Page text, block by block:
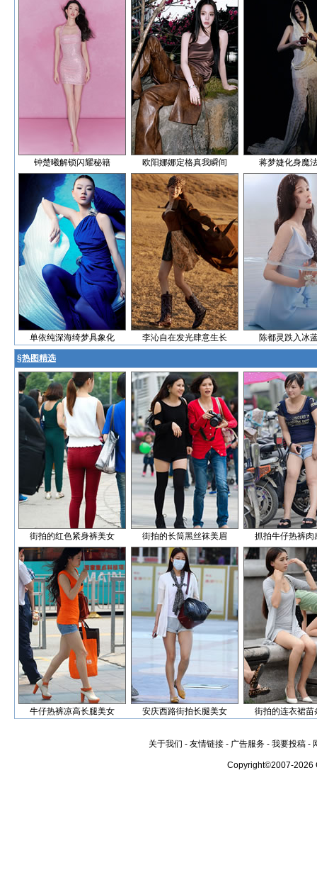
钟楚曦解锁闪耀秘籍 欧阳娜娜定格真我瞬间 蒋梦婕化身魔
单依纯深海绮梦具象化 李沁自在发光肆意生长 陈都灵跌入冰
§热图精选
街拍的红色紧身裤美女 街拍的长筒黑丝袜美眉 抓拍牛仔热裤肉
牛仔热裤凉高长腿美女 安庆西路街拍长腿美女 街拍的连衣裙苗
关于我们 - 友情链接 - 广告服务 - 我要投稿 -
Copyright©2007-2026